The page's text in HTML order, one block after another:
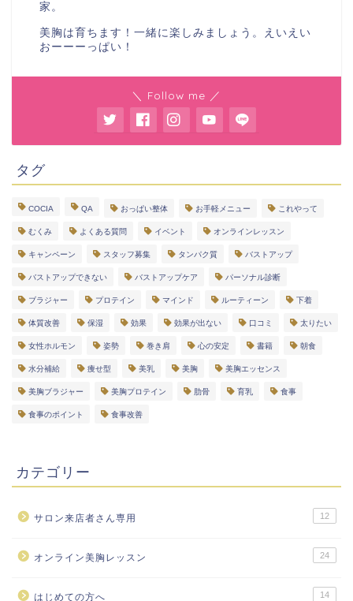
家。
美胸は育ちます！一緒に楽しみましょう。えいえい
おーーーっぱい！
＼ Follow me ／
タグ
COCIA QA おっぱい整体 お手軽メニュー これやって
むくみ よくある質問 イベント オンラインレッスン
キャンペーン スタッフ募集 タンパク質 バストアップ
バストアップできない バストアップケア パーソナル診断
ブラジャー プロテイン マインド ルーティーン 下着
体質改善 保湿 効果 効果が出ない 口コミ 太りたい
女性ホルモン 姿勢 巻き肩 心の安定 書籍 朝食
水分補給 痩せ型 美乳 美胸 美胸エッセンス
美胸ブラジャー 美胸プロテイン 肋骨 育乳 食事
食事のポイント 食事改善
カテゴリー
サロン来店者さん専用 12
オンライン美胸レッスン 24
はじめての方へ 14